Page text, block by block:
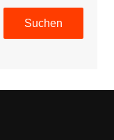
Suchen